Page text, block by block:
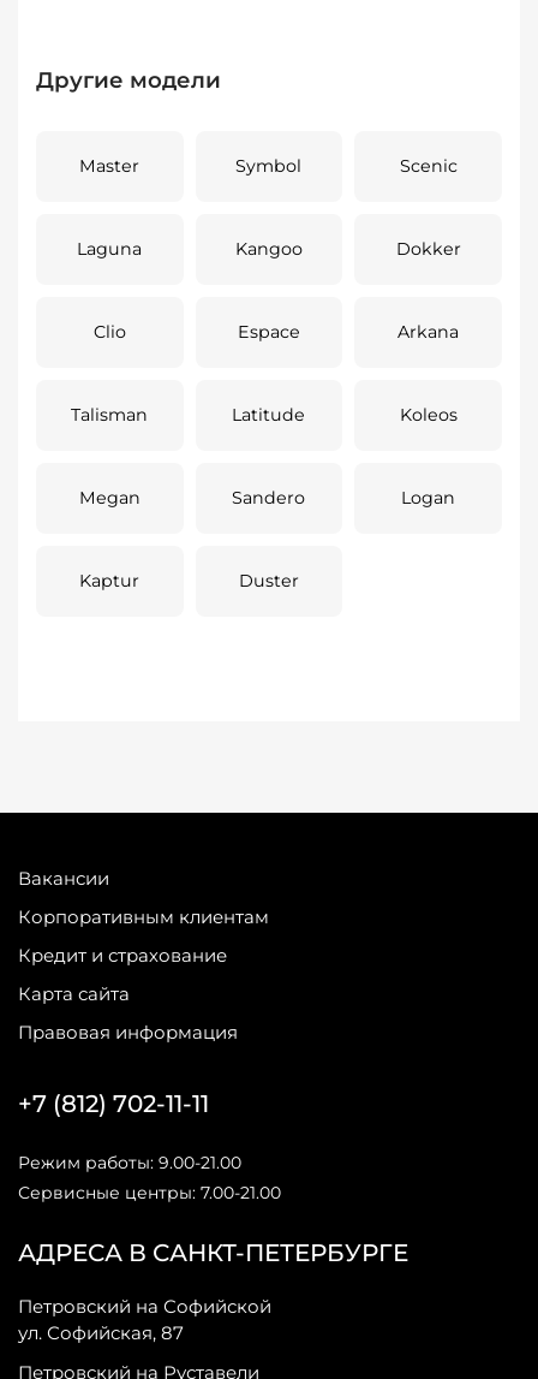
Другие модели
Master Symbol Scenic
Laguna Kangoo Dokker
Clio Espace Arkana
Talisman Latitude Koleos
Megan Sandero Logan
Kaptur Duster
Вакансии
Корпоративным клиентам
Кредит и страхование
Карта сайта
Правовая информация
АДРЕСА В САНКТ-ПЕТЕРБУРГЕ
Петровский на Софийской
ул. Софийская, 87
Петровский на Руставели
+7 (812) 702-11-11
Режим работы: 9.00-21.00
Сервисные центры: 7.00-21.00